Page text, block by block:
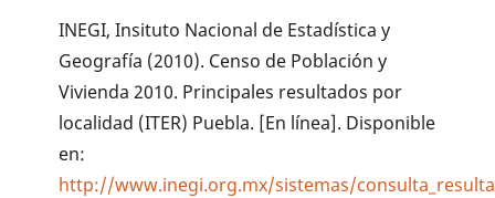
INEGI, Insituto Nacional de Estadística y
Geografía (2010). Censo de Población y
Vivienda 2010. Principales resultados por
localidad (ITER) Puebla. [En línea]. Disponible
en:
http://www.inegi.org.mx/sistemas/